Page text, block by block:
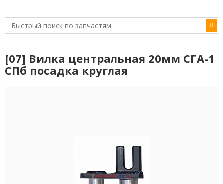
[07] Вилка центральная 20мм СГА-1
СПб посадка круглая